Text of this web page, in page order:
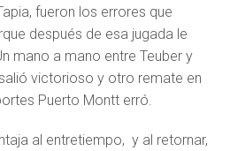
fueron los errores que
después de esa jugada le
mano a mano entre Teuber y
victorioso y otro remate en
Puerto Montt erró.
al entretiempo, y al retornar,